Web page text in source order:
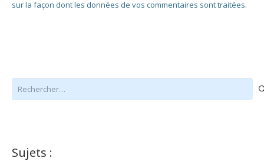
sur la façon dont les données de vos commentaires sont traitées.
Rechercher :
Sujets :